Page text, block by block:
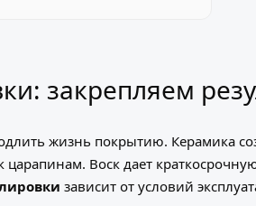
закрепляем
жизнь покрытию. Керамика
Воск дает
зависит от условий